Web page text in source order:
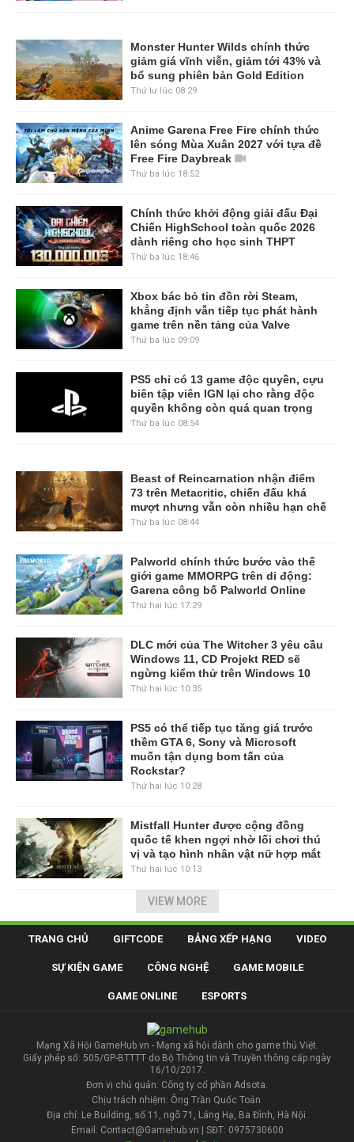
Monster Hunter Wilds chính thức
giảm giá vĩnh viễn, giảm tới 43% và
bổ sung phiên bản Gold Edition
Thứ tư lúc 08:29
Anime Garena Free Fire chính thức
lên sóng Mùa Xuân 2027 với tựa đề
Free Fire Daybreak
Thứ ba lúc 18:52
Chính thức khởi động giải đấu Đại
Chiến HighSchool toàn quốc 2026
dành riêng cho học sinh THPT
Thứ ba lúc 18:46
Xbox bác bỏ tin đồn rời Steam,
khẳng định vẫn tiếp tục phát hành
game trên nền tảng của Valve
Thứ ba lúc 09:09
PS5 chỉ có 13 game độc quyền, cựu
biên tập viên IGN lại cho rằng độc
quyền không còn quá quan trọng
Thứ ba lúc 08:54
Beast of Reincarnation nhận điểm
73 trên Metacritic, chiến đấu khá
mượt nhưng vẫn còn nhiều hạn chế
Thứ ba lúc 08:44
Palworld chính thức bước vào thế
giới game MMORPG trên di động:
Garena công bố Palworld Online
Thứ hai lúc 17:29
DLC mới của The Witcher 3 yêu cầu
Windows 11, CD Projekt RED sẽ
ngừng kiểm thử trên Windows 10
Thứ hai lúc 10:35
PS5 có thể tiếp tục tăng giá trước
thềm GTA 6, Sony và Microsoft
muốn tận dụng bom tấn của
Rockstar?
Thứ hai lúc 10:28
Mistfall Hunter được cộng đồng
quốc tế khen ngợi nhờ lối chơi thú
vị và tạo hình nhân vật nữ hợp mắt
Thứ hai lúc 10:13
VIEW MORE
TRANG CHỦ GIFTCODE BẢNG XẾP HẠNG VIDEO
SỰ KIỆN GAME CÔNG NGHỆ GAME MOBILE
GAME ONLINE ESPORTS
Mạng Xã Hội GameHub.vn - Mạng xã hội dành cho game thủ Việt.
Giấy phép số: 505/GP-BTTTT do Bộ Thông tin và Truyền thông cấp ngày
16/10/2017.
Đơn vị chủ quản: Công ty cổ phần Adsota.
Chịu trách nhiệm: Ông Trần Quốc Toản.
Địa chỉ: Le Building, số 11, ngõ 71, Láng Hạ, Ba Đình, Hà Nội.
Email: Contact@Gamehub.vn | SĐT: 0975730600